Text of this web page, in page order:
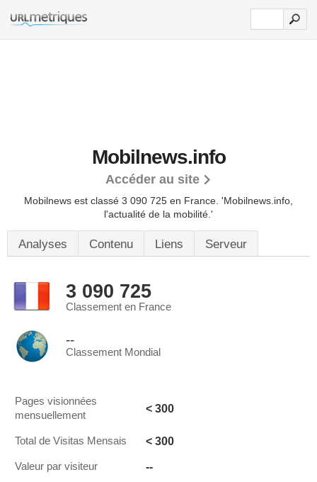
Mobilnews.info
Accéder au site
Mobilnews est classé 3 090 725 en France. 'Mobilnews.info,
l'actualité de la mobilité.'
Analyses Contenu Liens Serveur
3 090 725
Classement en France
--
Classement Mondial
Pages visionnées
mensuellement
< 300
Total de Visitas Mensais < 300
Valeur par visiteur --